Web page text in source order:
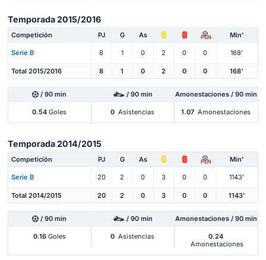
Temporada 2015/2016
Competición PJ G As PEN Min'
Serie B 8 1 0 2 0 0 168'
Total 2015/2016 8 1 0 2 0 0 168'
/ 90 min / 90 min Amonestaciones / 90 min
0.54 Goles 0 Asistencias 1.07 Amonestaciones
Temporada 2014/2015
Competición PJ G As PEN Min'
Serie B 20 2 0 3 0 0 1143'
Total 2014/2015 20 2 0 3 0 0 1143'
/ 90 min / 90 min Amonestaciones / 90 min
0.16Goles 0 Asistencias
0.24
Amonestaciones